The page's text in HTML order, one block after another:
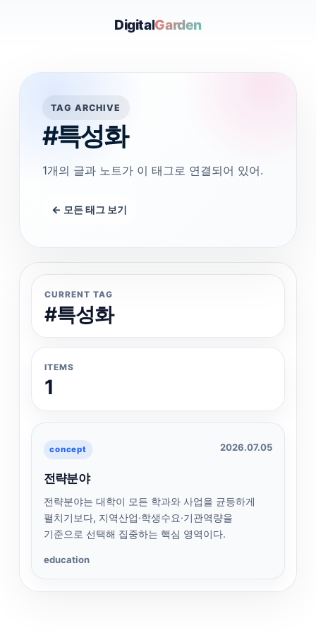
DigitalGarden
TAG ARCHIVE
#특성화
1개의 글과 노트가 이 태그로 연결되어 있어.
← 모든 태그 보기
CURRENT TAG
#특성화
ITEMS
1
concept 2026.07.05
전략분야
전략분야는 대학이 모든 학과와 사업을 균등하게
펼치기보다, 지역산업·학생수요·기관역량을
기준으로 선택해 집중하는 핵심 영역이다.
education